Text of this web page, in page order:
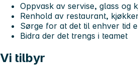
Oppvask av servise, glass og
Renhold av restaurant,
Sørge for at det til enhver tid
Bidra der det trengs i teamet
Vi tilbyr